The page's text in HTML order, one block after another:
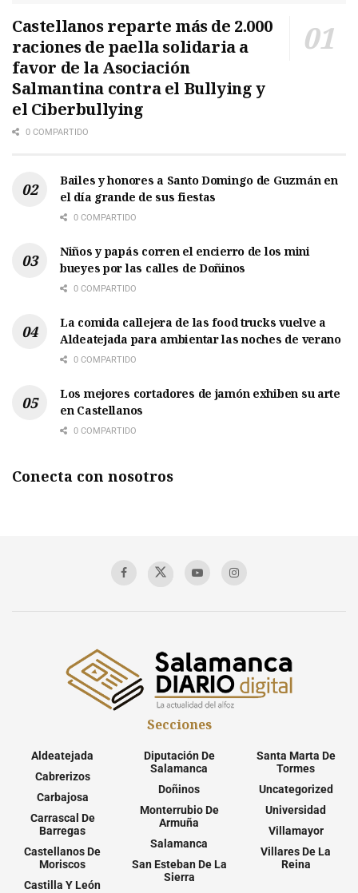
Castellanos reparte más de 2.000
raciones de paella solidaria a
favor de la Asociación
Salmantina contra el Bullying y
el Ciberbullying
0 COMPARTIDO
Bailes y honores a Santo Domingo de Guzmán en
el día grande de sus fiestas
0 COMPARTIDO
Niños y papás corren el encierro de los mini
bueyes por las calles de Doñinos
0 COMPARTIDO
La comida callejera de las food trucks vuelve a
Aldeatejada para ambientar las noches de verano
0 COMPARTIDO
Los mejores cortadores de jamón exhiben su arte
en Castellanos
0 COMPARTIDO
Conecta con nosotros
Secciones
Aldeatejada
Cabrerizos
Carbajosa
Carrascal De
Barregas
Castellanos De
Moriscos
Castilla Y León
Diputación De
Salamanca
Doñinos
Monterrubio De
Armuña
Salamanca
San Esteban De La
Sierra
Santa Marta De
Tormes
Uncategorized
Universidad
Villamayor
Villares De La
Reina